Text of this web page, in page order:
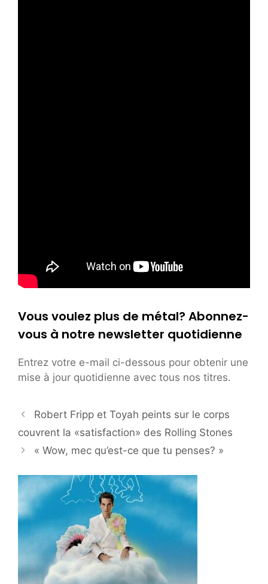
Vous voulez plus de métal? Abonnez-
vous à notre newsletter quotidienne
Entrez votre e-mail ci-dessous pour obtenir une
mise à jour quotidienne avec tous nos titres.
Robert Fripp et Toyah peints sur le corps
couvrent la «satisfaction» des Rolling Stones
« Wow, mec qu’est-ce que tu penses? »